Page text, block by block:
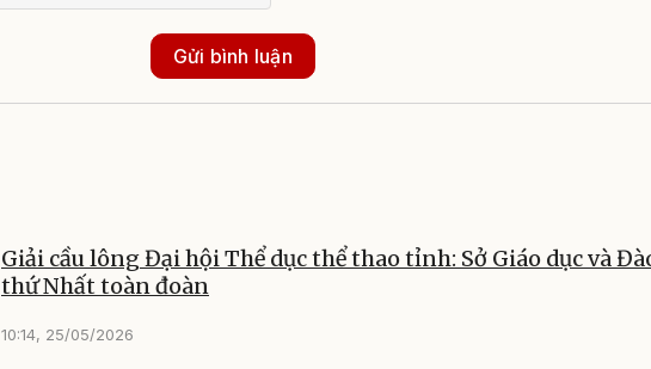
Gửi bình luận
Giải cầu lông Đại hội Thể dục thể thao tỉnh: Sở Giáo dục và
thứ Nhất toàn đoàn
10:14, 25/05/2026